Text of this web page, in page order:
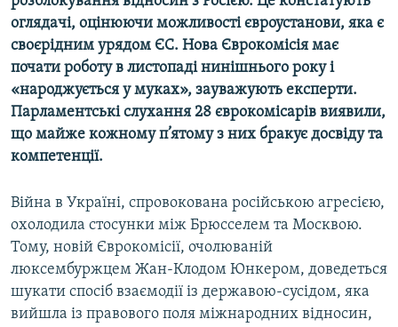
оглядачі, оцінюючи можливості євроустанови, яка є
своєрідним урядом ЄС. Нова Єврокомісія має
почати роботу в листопаді нинішнього року і
«народжується у муках», зауважують експерти.
Парламентські слухання 28 єврокомісарів виявили,
що майже кожному п’ятому з них бракує досвіду та
компетенції.
Війна в Україні, спровокована російською агресією,
охолодила стосунки між Брюсселем та Москвою.
Тому, новій Єврокомісії, очолюваній
люксембуржцем Жан-Клодом Юнкером, доведеться
шукати спосіб взаємодії із державою-сусідом, яка
вийшла із правового поля міжнародних відносин,